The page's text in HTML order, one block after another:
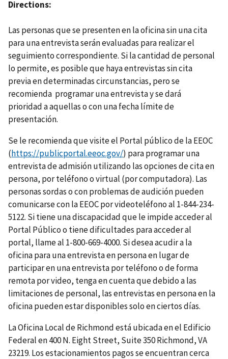
Directions
Las personas que se presenten en la oficina sin una cita
para una entrevista serán evaluadas para realizar el
seguimiento correspondiente. Si la cantidad de personal
lo permite, es posible que haya entrevistas sin cita
previa en determinadas circunstancias, pero se
recomienda programar una entrevista y se dará
prioridad a aquellas o con una fecha límite de
presentación.
Se le recomienda que visite el Portal público de la EEOC
(https://publicportal.eeoc.gov/) para programar una
entrevista de admisión utilizando las opciones de cita en
persona, por teléfono o virtual (por computadora). Las
personas sordas o con problemas de audición pueden
comunicarse con la EEOC por videoteléfono al 1-844-234-
5122. Si tiene una discapacidad que le impide acceder al
Portal Público o tiene dificultades para acceder al
portal, llame al 1-800-669-4000. Si desea acudir a la
oficina para una entrevista en persona en lugar de
participar en una entrevista por teléfono o de forma
remota por video, tenga en cuenta que debido a las
limitaciones de personal, las entrevistas en persona en la
oficina pueden estar disponibles solo en ciertos días.
La Oficina Local de Richmond está ubicada en el Edificio
Federal en 400 N. Eight Street, Suite 350 Richmond, VA
23219. Los estacionamientos pagos se encuentran cerca